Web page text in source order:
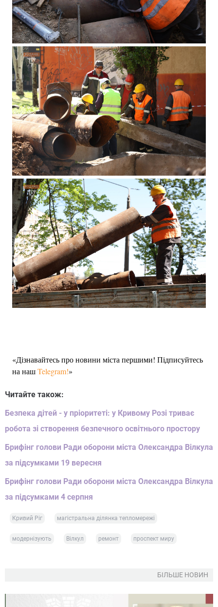
«Дізнавайтесь про новини міста першими! Підписуйтесь
на нашTelegram!»
Читайте також:
Безпека дітей - у пріоритеті: у Кривому Розі триває
робота зі створення безпечного освітнього простору
Брифінг голови Ради оборони міста Олександра Вілкула
за підсумками 19 вересня
Брифінг голови Ради оборони міста Олександра Вілкула
за підсумками 4 серпня
Кривий Ріг магістральна ділянка тепломережі
модернізують Вілкул ремонт проспект миру
БІЛЬШЕ НОВИН